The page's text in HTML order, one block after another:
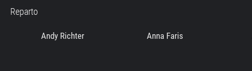
Reparto
Andy Richter Anna Faris